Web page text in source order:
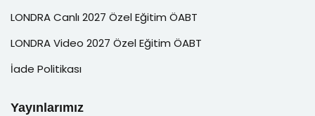
LONDRA Canlı 2027 Özel Eğitim ÖABT
LONDRA Video 2027 Özel Eğitim ÖABT
İade Politikası
Yayınlarımız